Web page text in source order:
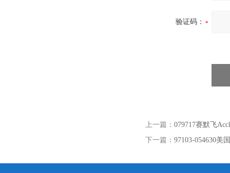
验证码：
上一篇： 079717赛默飞
下一篇： 97103-054630美